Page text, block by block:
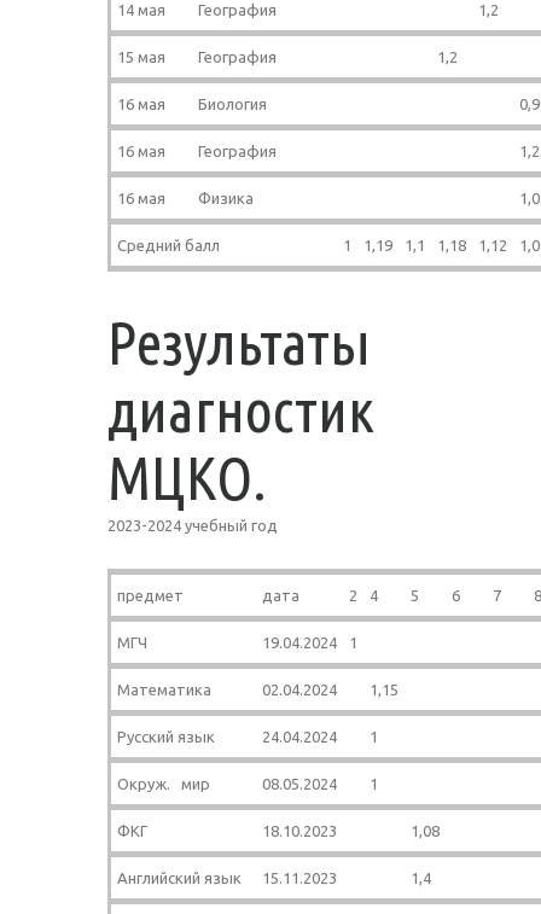
14 мая География 1,2
15 мая География 1,2
16 мая Биология
16 мая География
16 мая Физика
Средний балл 1 1,19 1,1 1,18 1,12
Результаты
диагностик
МЦКО.
2023-2024 учебный год
предмет дата 2 4 5 6 7 8
МГЧ 19.04.2024 1
Математика 02.04.2024 1,15
Русский язык 24.04.2024 1
Окруж. мир 08.05.2024 1
ФКГ 18.10.2023 1,08
Английский язык 15.11.2023 1,4